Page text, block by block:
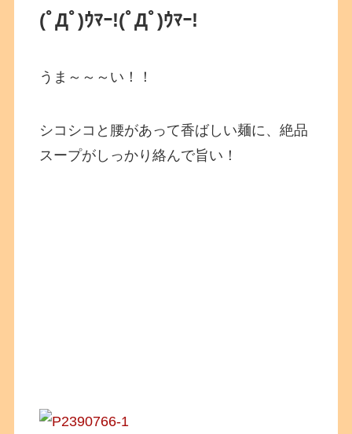
(ﾟДﾟ)ｳﾏｰ!(ﾟДﾟ)ｳﾏｰ!
うま～～～い！！
シコシコと腰があって香ばしい麺に、絶品
スープがしっかり絡んで旨い！